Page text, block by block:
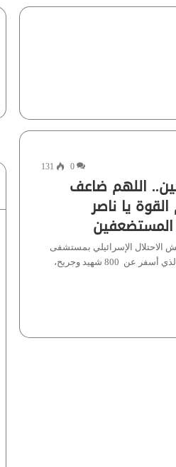
0
131
اللهم ضاعف
يا ناصر
المستضعفين
الاحتلال الإسرائيلي بمستشفى
المعمداني في قطاع غزة والذي أسفر عن 800 شهيد وجريح،